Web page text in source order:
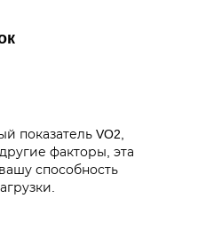
показатель VO2,
факторы, эта
способность